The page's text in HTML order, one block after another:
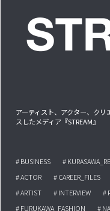
アーティスト、アクター、ク
スしたメディア『STREAM』
# BUSINESS #
# ACTOR
# CAREER_FILES
# ARTIST
# INTERVIEW #
# FURUKAWA_FASHION
#